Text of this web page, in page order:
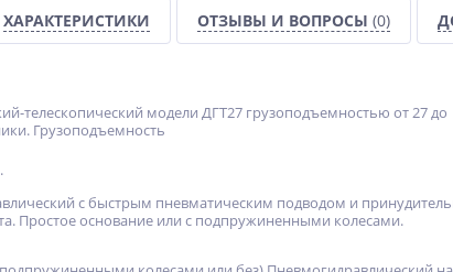
ХАРАКТЕРИСТИКИ ОТЗЫВЫ И ВОПРОСЫ (0)
телескопический модели ДГТ27 грузоподъемностью от 27
Грузоподъемность
с быстрым пневматическим подводом и
Простое основание или с подпружиненными колесами.